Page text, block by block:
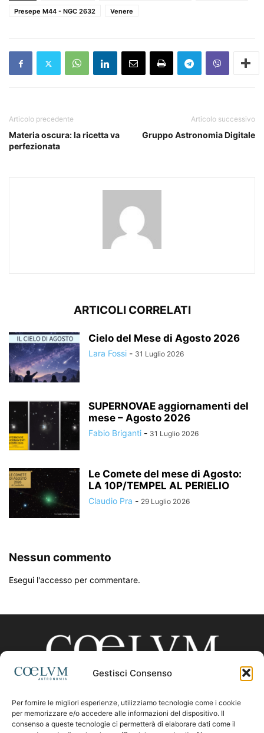
Gestisci Consenso
Per fornire le migliori esperienze, utilizziamo tecnologie come i cookie
per memorizzare e/o accedere alle informazioni del dispositivo. Il
consenso a queste tecnologie ci permetterà di elaborare dati come il
Presepe M44 - NGC 2632
Venere
Articolo precedente
Materia oscura: la ricetta va
perfezionata
Articolo successivo
Gruppo Astronomia Digitale
ARTICOLI CORRELATI
Cielo del Mese di Agosto 2026
Lara Fossi - 31 Luglio 2026
SUPERNOVAE aggiornamenti del
mese – Agosto 2026
Fabio Briganti - 31 Luglio 2026
Le Comete del mese di Agosto:
LA 10P/TEMPEL AL PERIELIO
Claudio Pra - 29 Luglio 2026
Nessun commento
Esegui l'accesso per commentare.
CHI SIAMO